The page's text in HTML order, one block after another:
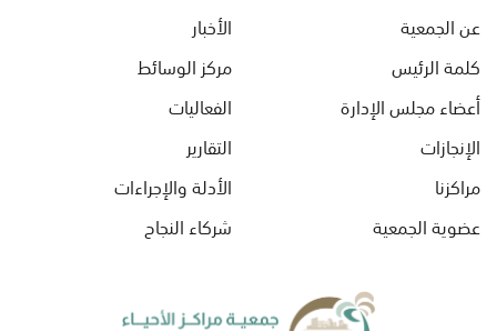
عن الجمعية
كلمة الرئيس
أعضاء مجلس الإدارة
الإنجازات
مراكزنا
عضوية الجمعية
الأخبار
مركز الوسائط
الفعاليات
التقارير
الأدلة والإجراءات
شركاء النجاح